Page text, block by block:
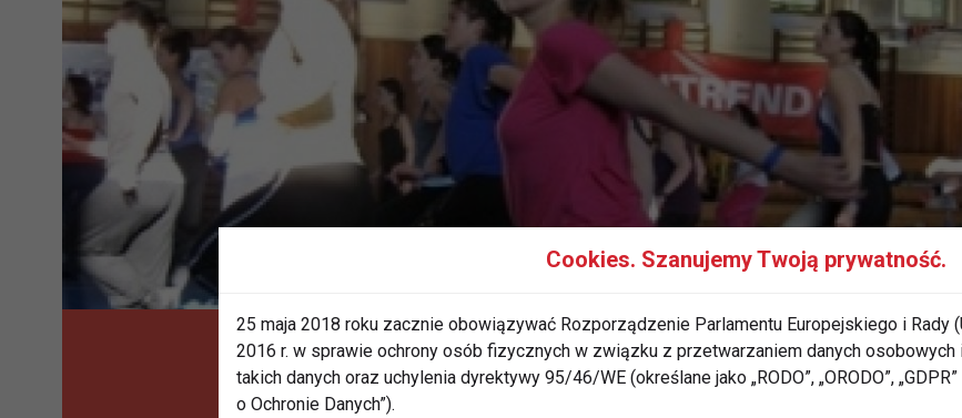
BEST OF IFAA Katowice - relacja
Cookies. Szanujemy Twoją prywatność.
25 maja 2018 roku zacznie obowiązywać Rozporządzenie Parlamentu Europejskiego i Rady
2016 r. w sprawie ochrony osób fizycznych w związku z przetwarzaniem danych
takich danych oraz uchylenia dyrektywy 95/46/WE (określane jako „RODO”, „ORODO”,
o Ochronie Danych”).